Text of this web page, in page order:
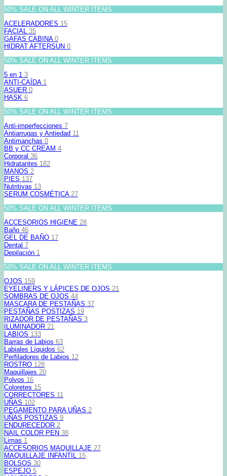
50% SALE ON ALL WINTER ITEMS
ACELERADORES 15
FACIAL 35
GAFAS CABINA 0
HIDRAT AFTERSUN 0
50% SALE ON ALL WINTER ITEMS
5 en 1 3
ANTI-CAÍDA 1
ASUER 0
HASK 6
50% SALE ON ALL WINTER ITEMS
Anti-imperfecciones 7
Antiarrugas y Antiedad 11
Antimanchas 0
BB y CC CREAM 4
Corporal 36
Hidratantes 182
MANOS 2
PIES 137
Nutritivas 13
SERUM COSMÉTICA 27
50% SALE ON ALL WINTER ITEMS
ACCESORIOS HIGIENE 28
Baño 46
GEL DE BAÑO 17
Dental 7
Depilación 1
50% SALE ON ALL WINTER ITEMS
OJOS 159
EYELINERS Y LÁPICES DE OJOS 21
SOMBRAS DE OJOS 44
MASCARA DE PESTAÑAS 37
PESTAÑAS POSTIZAS 19
RIZADOR DE PESTAÑAS 3
ILUMINADOR 21
LABIOS 133
Barras de Labios 63
Labiales Líquidos 62
Perfiladores de Labios 12
ROSTRO 128
Maquillajes 20
Polvos 16
Coloretes 15
CORRECTORES 11
UÑAS 102
PEGAMENTO PARA UÑAS 2
UÑAS POSTIZAS 9
ENDURECEDOR 2
NAIL COLOR PEN 38
Limas 1
ACCESORIOS MAQUILLAJE 27
MAQUILLAJE INFANTIL 15
BOLSOS 30
ESPEJO 5